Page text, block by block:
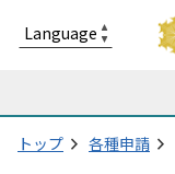
トップ 各種申請